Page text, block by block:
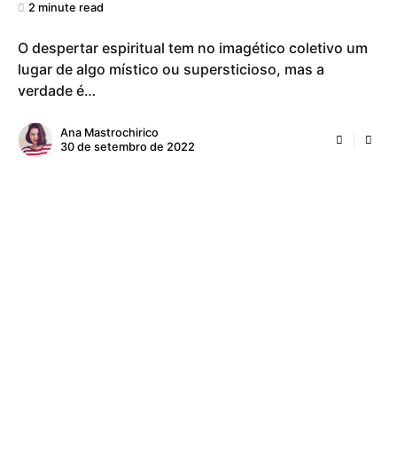
2 minute read
O despertar espiritual tem no imagético coletivo um
lugar de algo místico ou supersticioso, mas a
verdade é…
Ana Mastrochirico
30 de setembro de 2022